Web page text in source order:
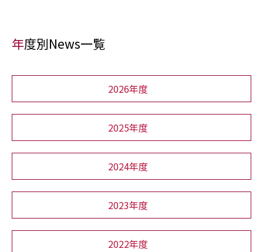
年度別News一覧
2026年度
2025年度
2024年度
2023年度
2022年度